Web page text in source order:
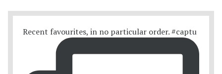
Recent favourites, in no particular order. #captu